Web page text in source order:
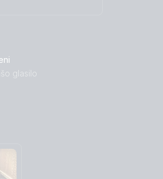
glasilo